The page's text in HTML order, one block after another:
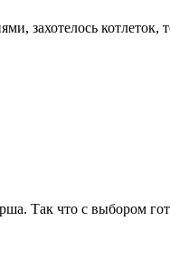
захотелось
Так что с выбором